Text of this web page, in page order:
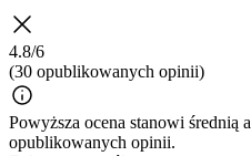
4.8/6
(30 opublikowanych opinii)
Powyższa ocena stanowi średnią
opublikowanych opinii.